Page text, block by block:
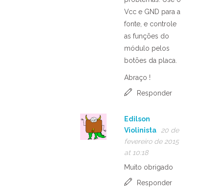
Vcc e GND para a
fonte, e controle
as funções do
módulo pelos
botões da placa.
Abraço !
Responder
Edilson
Violinista
20 de
fevereiro de 2015
at 10:18
Muito obrigado
Responder